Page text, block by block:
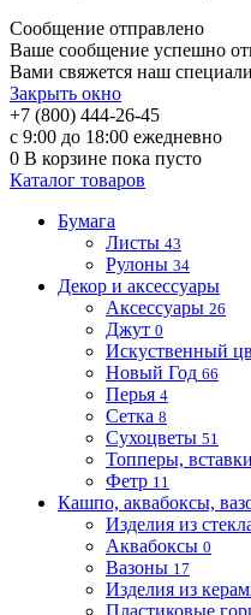
Сообщение отправлено
Ваше сообщение успешно
Вами свяжется наш
Закрыть окно
+7 (800) 444-26-45
с 9:00 до 18:00 ежедневно
0 В корзине пока пусто
Каталог товаров
Бумага
Листы 43
Рулоны 34
Декор и аксессуары
Аксессуары 26
Джут 0
Искуственный
Новый Год 66
Перья 4
Сетка 8
Сухоцветы 51
Топперы, вставки
Фетр 11
Кашпо, аквабоксы,
Изделия из
Аквабоксы 0
Вазоны 17
Изделия из
Пластиковые